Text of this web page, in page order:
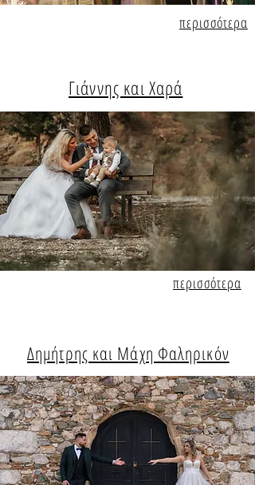
περισσότερα
Γιάννης και Χαρά
περισσότερα
Δημήτρης και Μάχη Φαληρικόν